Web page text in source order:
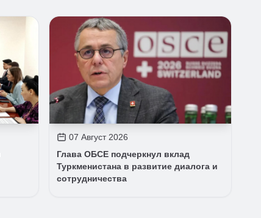
07 Август 2026
Глава ОБСЕ подчеркнул вклад
Туркменистана в развитие диалога и
сотрудничества